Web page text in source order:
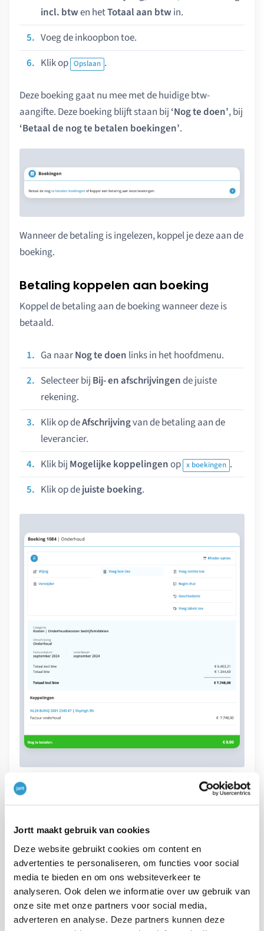
Jortt maakt gebruik van cookies
Deze website gebruikt cookies om content en
advertenties te personaliseren, om functies voor social
media te bieden en om ons websiteverkeer te
analyseren. Ook delen we informatie over uw gebruik van
onze site met onze partners voor social media,
adverteren en analyse. Deze partners kunnen deze
incl. btwen hetTotaal aan btw in.
Voeg de inkoopbon toe.
Klik op Opslaan .
Deze boeking gaat nu mee met de huidige btw-
aangifte. Deze boeking blijft staan bij ‘Nog te doen’, bij
‘Betaal de nog te betalen boekingen’.
Wanneer de betaling is ingelezen, koppel je deze aan de
boeking.
Betaling koppelen aan boeking
Koppel de betaling aan de boeking wanneer deze is
betaald.
Ga naarNog te doen links in het hoofdmenu.
Selecteer bij Bij- en afschrijvingende juiste
rekening.
Klik op deAfschrijvingvan de betaling aan de
leverancier.
Klik bij Mogelijke koppelingenop x boekingen .
Klik op dejuiste boeking.
←Snooze functie
VOLGEND ARTIKEL
Contant geld inboeken (Kas) →